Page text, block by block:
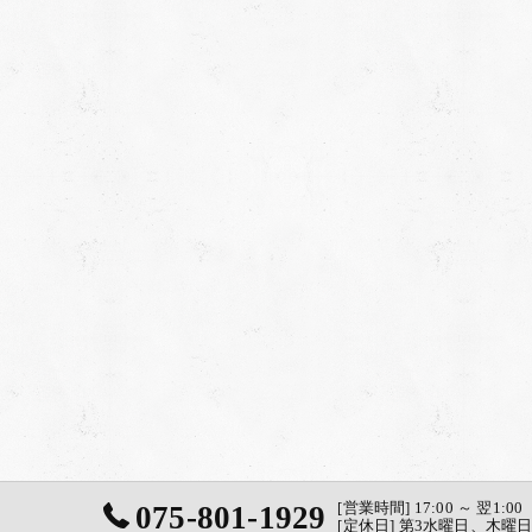
075-801-1929
[営業時間] 17:00 ～ 翌1:00
[定休日] 第3水曜日、木曜日